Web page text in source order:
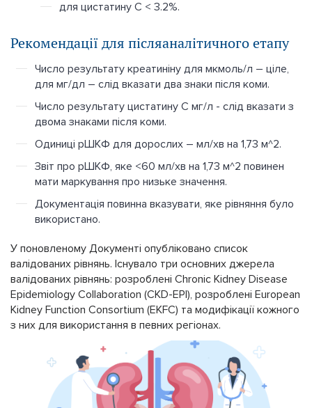
для цистатину С < 3.2%.
Рекомендації для післяаналітичного етапу
Число результату креатиніну для мкмоль/л – ціле,
для мг/дл – слід вказати два знаки після коми.
Число результату цистатину С мг/л - слід вказати з
двома знаками після коми.
Одиниці рШКФ для дорослих – мл/хв на 1,73 м^2.
Звіт про рШКФ, яке <60 мл/хв на 1,73 м^2 повинен
мати маркування про низьке значення.
Документація повинна вказувати, яке рівняння було
використано.
У поновленому Документі опубліковано список
валідованих рівнянь. Існувало три основних джерела
валідованих рівнянь: розроблені Chronic Kidney Disease
Epidemiology Collaboration (CKD-EPI), розроблені European
Kidney Function Consortium (EKFC) та модифікації кожного
з них для використання в певних регіонах.